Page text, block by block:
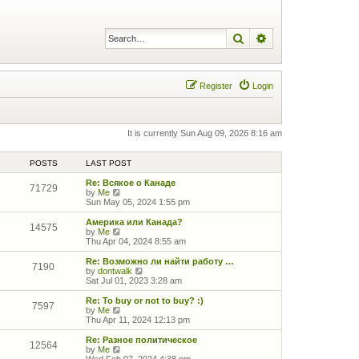
Search
Login
Register
It is currently Sun Aug 09, 2026 8:16 am
POSTS LAST POST
71729
Re: Всякое о Канаде
by Me
i
e
w
h
e
l
a
t
e
s
t
p
o
t
Sun May 05, 2024 1:55 pm
14575
Америка или Канада?
by Me
i
e
w
t
h
e
l
t
s
t
p
Thu Apr 04, 2024 8:55 am
7190
Re: Возможно ли найти работу …
by dontwalk
i
e
w
h
e
l
t
Sat Jul 01, 2023 3:28 am
7597
Re: To buy or not to buy? :)
by Me
i
e
w
Thu Apr 11, 2024 12:13 pm
12564
Re: Разное политическое
by Me